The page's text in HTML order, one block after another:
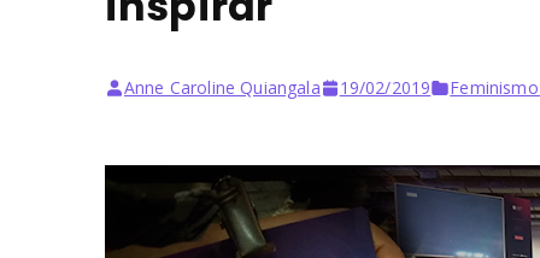
Anne Caroline Quiangala 19/02/2019